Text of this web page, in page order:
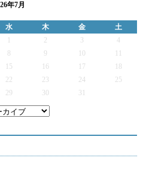
年7月
水 木 金
土
2 3
4
9
15 16 17
22 23 24
25
29 30 31